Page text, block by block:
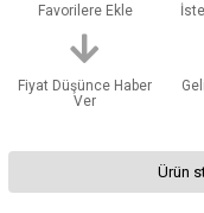
Favorilere Ekle
Fiyat Düşünce Haber
Ver
Ürün